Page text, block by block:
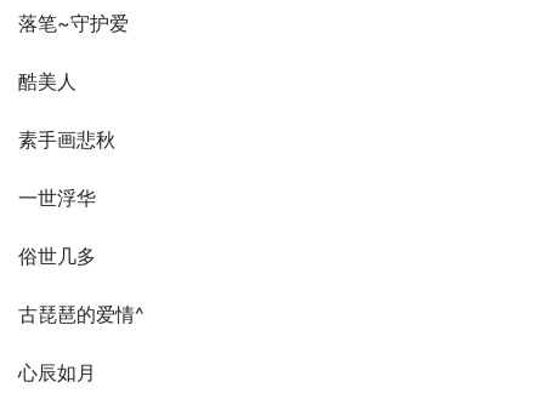
落笔~守护爱
酷美人
素手画悲秋
一世浮华
俗世几多
古琵琶的爱情^
心辰如月